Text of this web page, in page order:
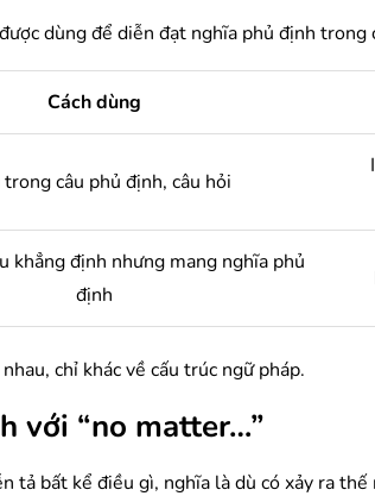
dùng để diễn đạt nghĩa phủ định trong
Cách dùng
câu phủ định, câu hỏi
khẳng định nhưng mang nghĩa phủ
định
chỉ khác về cấu trúc ngữ pháp.
với “no matter…”
tả bất kể điều gì, nghĩa là dù có xảy ra